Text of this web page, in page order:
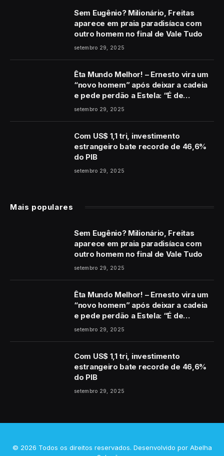
Sem Eugênio? Milionário, Freitas
aparece em praia paradisíaca com
outro homem no final de Vale Tudo
setembro 29, 2025
Êta Mundo Melhor! – Ernesto vira um
“novo homem” após deixar a cadeia
e pede perdão a Estela: “É de
coração”
setembro 29, 2025
Com US$ 1,1 tri, investimento
estrangeiro bate recorde de 46,6%
do PIB
setembro 29, 2025
Mais populares
Sem Eugênio? Milionário, Freitas
aparece em praia paradisíaca com
outro homem no final de Vale Tudo
setembro 29, 2025
Êta Mundo Melhor! – Ernesto vira um
“novo homem” após deixar a cadeia
e pede perdão a Estela: “É de
coração”
setembro 29, 2025
Com US$ 1,1 tri, investimento
estrangeiro bate recorde de 46,6%
do PIB
setembro 29, 2025
© 2026 Todos os direitos reservados. Desenvolvido por Abelha